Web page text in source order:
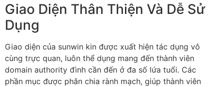
Giao Diện Thân Thiện Và Dễ Sử
Dụng
Giao diện của sunwin kin được xuất hiện tác dụng vô
cùng trực quan, luôn thể dụng mang đến thành viên
domain authority đình cần đến ở đa số lứa tuổi. Các
phần mục được phân chia rành mạch, giúp thành viên